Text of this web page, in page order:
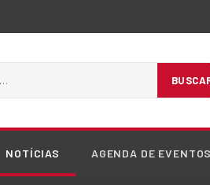
NOTÍCIAS AGENDA DE EVENTOS